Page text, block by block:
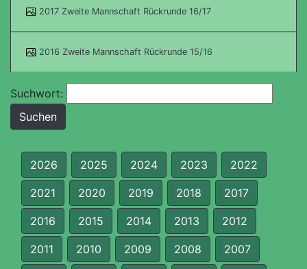
2017 Zweite Mannschaft Rückrunde 16/17
2016 Zweite Mannschaft Rückrunde 15/16
Suchwort:
2026 2025 2024 2023 2022
2021 2020 2019 2018 2017
2016 2015 2014 2013 2012
2011 2010 2009 2008 2007